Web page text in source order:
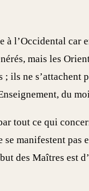
à l’Occidental
mais les
ils ne s’attachent
du
tout ce qui
manifestent pas
des Maîtres est